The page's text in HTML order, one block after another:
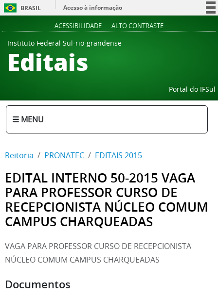
BRASIL
Acesso à informação
ACESSIBILIDADE ALTO CONTRASTE
Instituto Federal Sul-rio-grandense
Editais
Portal do IFSul
☰ MENU
Reitoria PRONATEC EDITAIS 2015
EDITAL INTERNO 50-2015 VAGA
PARA PROFESSOR CURSO DE
RECEPCIONISTA NÚCLEO COMUM
CAMPUS CHARQUEADAS
VAGA PARA PROFESSOR CURSO DE RECEPCIONISTA
NÚCLEO COMUM CAMPUS CHARQUEADAS
Documentos